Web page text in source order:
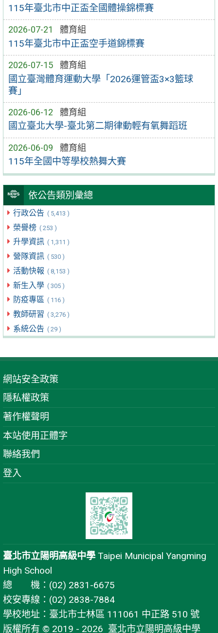
115年臺北市中正盃全國體操錦標賽
2026-07-21 體育組
115年臺北市中正盃空手道錦標賽
2026-07-15 體育組
國立臺灣體育運動大學「2026運管盃3×3籃球
賽」
2026-06-12 體育組
國立臺北大學-臺北第二期律動輕有氧舞蹈班
2026-06-09 體育組
115年全國中等學校熱舞大賽
依公告類別彙總
行政公告 ( 5,413 )
榮譽榜 ( 253 )
升學資訊 ( 1,311 )
營隊資訊 ( 530 )
活動快報 ( 8,153 )
新生入學 ( 305 )
防疫專區 ( 116 )
教師研習 ( 3,276 )
系統公告 ( 29 )
網站安全政策
隱私權政策
著作權聲明
本站使用正體字
聯絡我們
登入
臺北市立陽明高級中學 Taipei Municipal Yangming
High School
總 機：(02) 2831-6675
校安專線：(02) 2838-7884
學校地址：臺北市士林區 111061 中正路 510 號
版權所有 © 2019 - 2026 臺北市立陽明高級中學